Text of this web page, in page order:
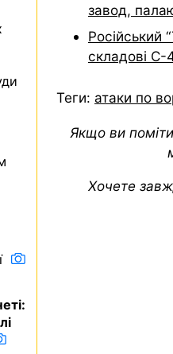
завод,
Російський
складові С-
Теги: атаки по
Якщо ви
Хочете